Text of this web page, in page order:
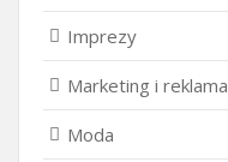
Imprezy
Marketing i reklama
Moda